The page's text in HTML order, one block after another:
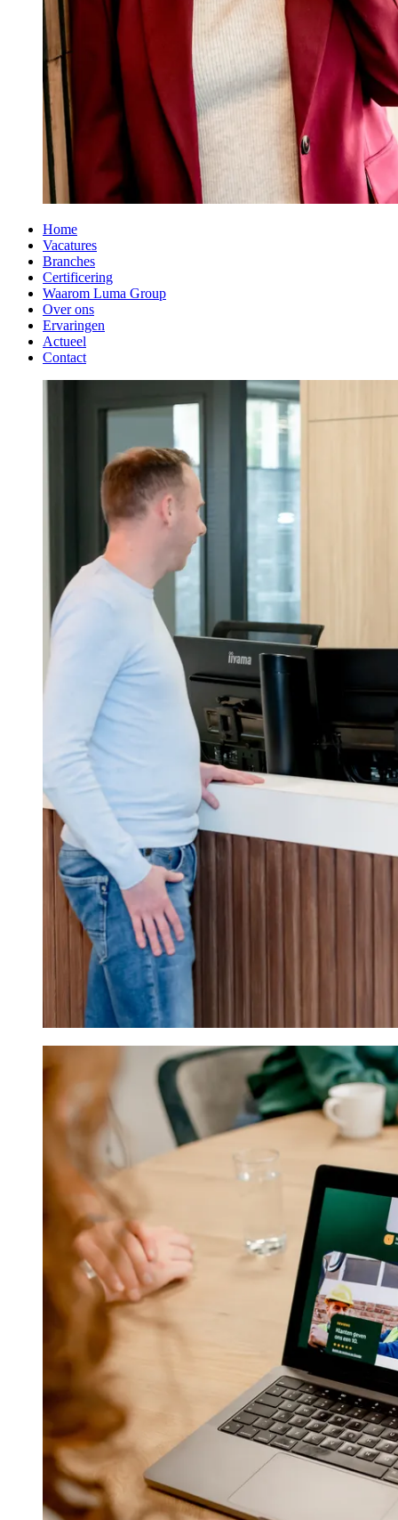
Home
Vacatures
Branches
Certificering
Waarom Luma Group
Over ons
Ervaringen
Actueel
Contact